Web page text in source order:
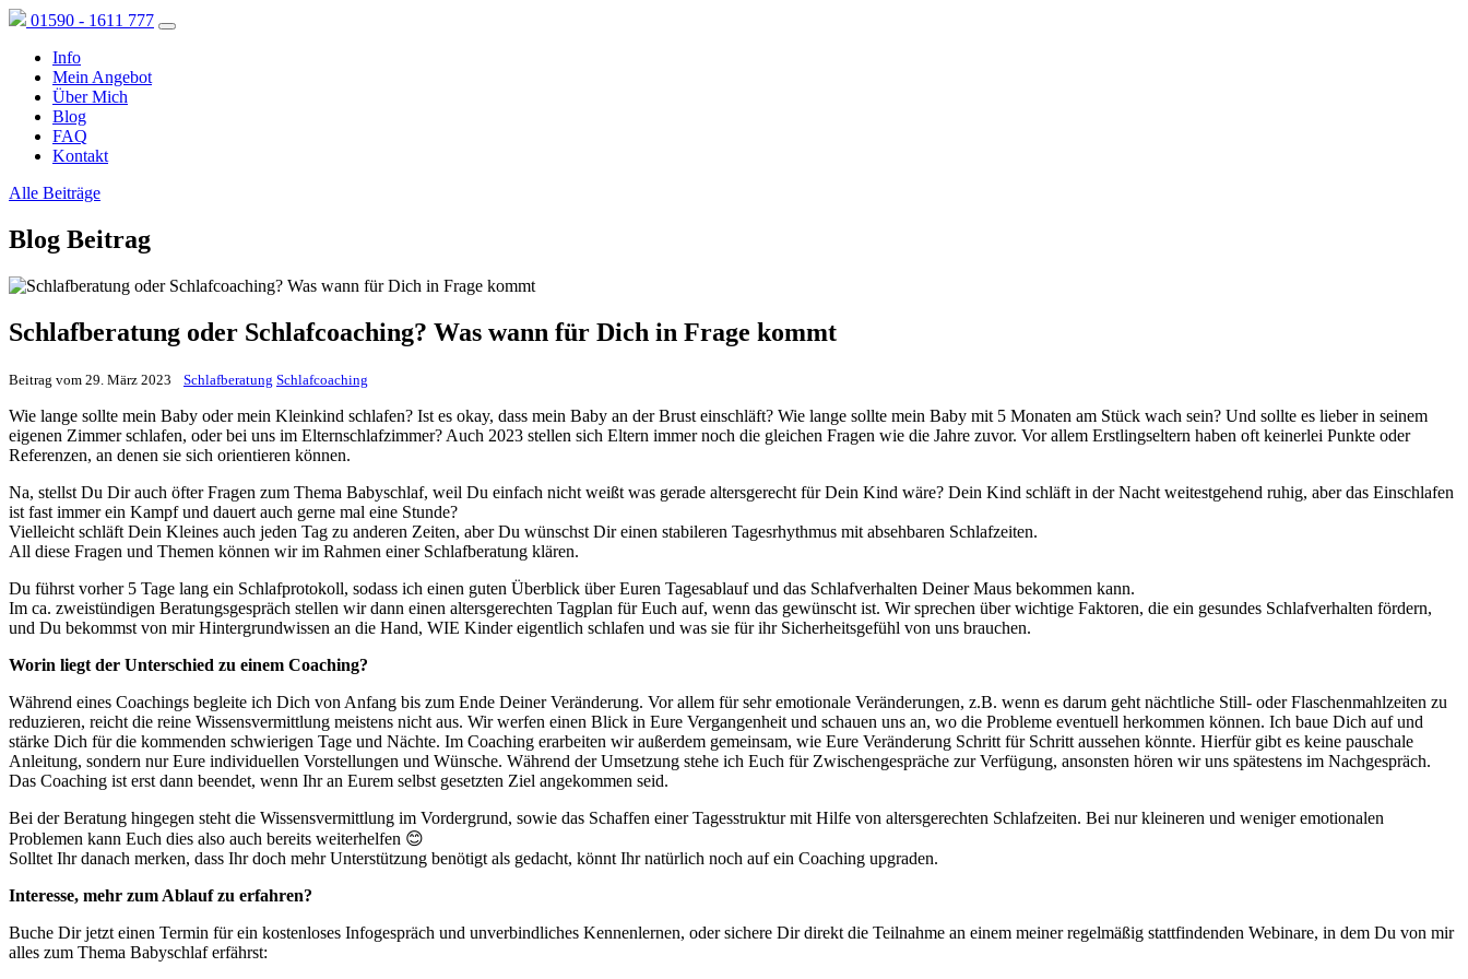
01590 - 1611 777
Info
Mein Angebot
Über Mich
Blog
FAQ
Kontakt
Alle Beiträge
Blog Beitrag
Schlafberatung oder Schlafcoaching? Was wann für Dich in Frage kommt
Beitrag vom 29. März 2023 Schlafberatung Schlafcoaching
Wie lange sollte mein Baby oder mein Kleinkind schlafen? Ist es okay, dass mein Baby an der Brust einschläft? Wie lange sollte mein Baby mit 5 Monaten am Stück wach sein? Und sollte es lieber in seinem
eigenen Zimmer schlafen, oder bei uns im Elternschlafzimmer? Auch 2023 stellen sich Eltern immer noch die gleichen Fragen wie die Jahre zuvor. Vor allem Erstlingseltern haben oft keinerlei Punkte oder
Referenzen, an denen sie sich orientieren können.
Na, stellst Du Dir auch öfter Fragen zum Thema Babyschlaf, weil Du einfach nicht weißt was gerade altersgerecht für Dein Kind wäre? Dein Kind schläft in der Nacht weitestgehend ruhig, aber das Einschlafen
ist fast immer ein Kampf und dauert auch gerne mal eine Stunde?
Vielleicht schläft Dein Kleines auch jeden Tag zu anderen Zeiten, aber Du wünschst Dir einen stabileren Tagesrhythmus mit absehbaren Schlafzeiten.
All diese Fragen und Themen können wir im Rahmen einer Schlafberatung klären.
Du führst vorher 5 Tage lang ein Schlafprotokoll, sodass ich einen guten Überblick über Euren Tagesablauf und das Schlafverhalten Deiner Maus bekommen kann.
Im ca. zweistündigen Beratungsgespräch stellen wir dann einen altersgerechten Tagplan für Euch auf, wenn das gewünscht ist. Wir sprechen über wichtige Faktoren, die ein gesundes Schlafverhalten fördern,
und Du bekommst von mir Hintergrundwissen an die Hand, WIE Kinder eigentlich schlafen und was sie für ihr Sicherheitsgefühl von uns brauchen.
Worin liegt der Unterschied zu einem Coaching?
Während eines Coachings begleite ich Dich von Anfang bis zum Ende Deiner Veränderung. Vor allem für sehr emotionale Veränderungen, z.B. wenn es darum geht nächtliche Still- oder Flaschenmahlzeiten zu
reduzieren, reicht die reine Wissensvermittlung meistens nicht aus. Wir werfen einen Blick in Eure Vergangenheit und schauen uns an, wo die Probleme eventuell herkommen können. Ich baue Dich auf und
stärke Dich für die kommenden schwierigen Tage und Nächte. Im Coaching erarbeiten wir außerdem gemeinsam, wie Eure Veränderung Schritt für Schritt aussehen könnte. Hierfür gibt es keine pauschale
Anleitung, sondern nur Eure individuellen Vorstellungen und Wünsche. Während der Umsetzung stehe ich Euch für Zwischengespräche zur Verfügung, ansonsten hören wir uns spätestens im Nachgespräch.
Das Coaching ist erst dann beendet, wenn Ihr an Eurem selbst gesetzten Ziel angekommen seid.
Bei der Beratung hingegen steht die Wissensvermittlung im Vordergrund, sowie das Schaffen einer Tagesstruktur mit Hilfe von altersgerechten Schlafzeiten. Bei nur kleineren und weniger emotionalen
Problemen kann Euch dies also auch bereits weiterhelfen 😊
Solltet Ihr danach merken, dass Ihr doch mehr Unterstützung benötigt als gedacht, könnt Ihr natürlich noch auf ein Coaching upgraden.
Interesse, mehr zum Ablauf zu erfahren?
Buche Dir jetzt einen Termin für ein kostenloses Infogespräch und unverbindliches Kennenlernen, oder sichere Dir direkt die Teilnahme an einem meiner regelmäßig stattfindenden Webinare, in dem Du von mir
alles zum Thema Babyschlaf erfährst: